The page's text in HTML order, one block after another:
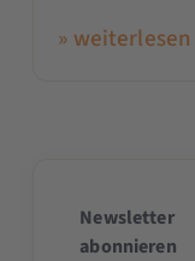
» weiterlesen
Newsletter
abonnieren